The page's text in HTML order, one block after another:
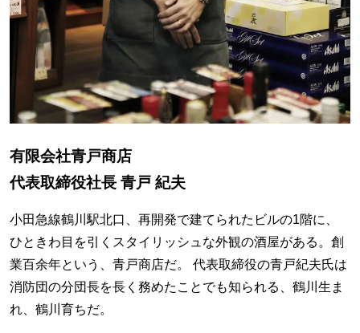
有限会社青戸商店
代表取締役社長 青戸 紀夫
小田急線鶴川駅北口、再開発で建てられたビルの1階に、
ひときわ目を引くスタイリッシュな外観の酒屋がある。創
業百余年という、青戸商店だ。 代表取締役の青戸紀夫氏は
消防団の分団長を長く務めたことでも知られる、鶴川生ま
れ、鶴川育ちだ。